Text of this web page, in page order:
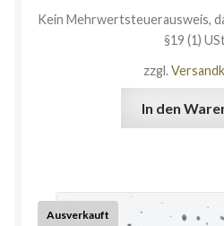
Kein Mehrwertsteuerausweis,
§19 (1)
zzgl.
In den
Ausverkauft